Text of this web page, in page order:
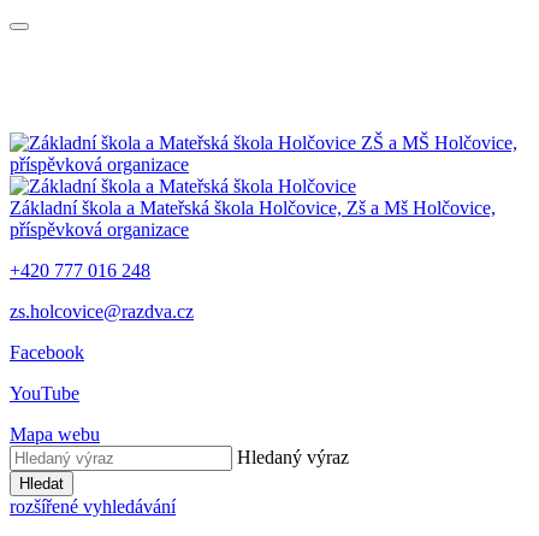
ZŠ a MŠ Holčovice,
příspěvková organizace
Základní škola a Mateřská škola Holčovice, Zš a Mš Holčovice,
příspěvková organizace
+420 777 016 248
zs.holcovice@razdva.cz
Facebook
YouTube
Mapa webu
Hledaný výraz
Hledat
rozšířené vyhledávání